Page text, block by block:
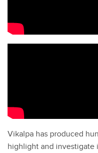
Vikalpa has produced
highlight and investigate